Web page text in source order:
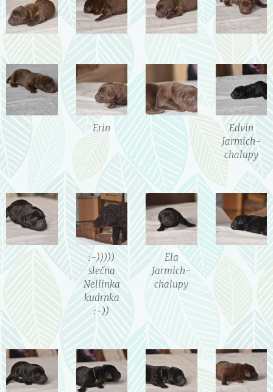
Erin
Edvin
Jarmich-
chalupy
:-)))))
slečna
Nellinka
kudrnka
:-))
Ela
Jarmich-
chalupy